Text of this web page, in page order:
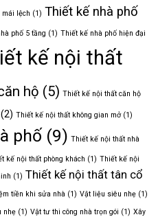
lệch (1) Thiết kế nhà phố
phố 5 tầng (1) Thiết kế nhà phố hiện đại
kế nội thất
hộ (5) Thiết kế nội thất căn hộ
(2) Thiết kế nội thất không gian mở(1)
phố (9) Thiết kế nội thất nhà
kế nội thất phòng khách (1) Thiết kế nội
(1) Thiết kế nội thất tân cổ
tiền khi sửa nhà (1) Vật liệu siêu nhẹ (1)
nhẹ (1) Vật tư thi công nhà trọn gói (1) Xây